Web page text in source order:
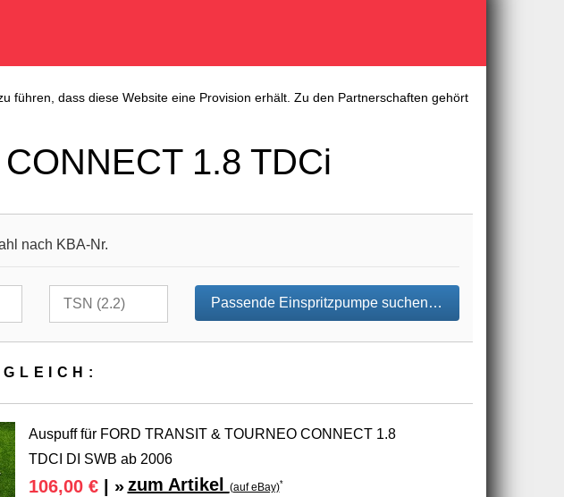
führen, dass diese Website eine Provision erhält. Zu den Partnerschaften gehört
1.8 TDCi
nach KBA-Nr.
Passende Einspritzpumpe suchen…
Auspuff für FORD TRANSIT & TOURNEO CONNECT 1.8
TDCI DI SWB ab 2006
106,00 €| » zum Artikel (auf eBay)*